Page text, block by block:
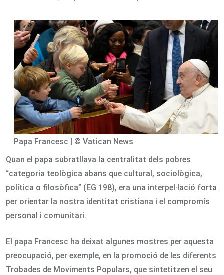
Papa Francesc | © Vatican News
Quan el papa subratllava la centralitat dels pobres
“categoria teològica abans que cultural, sociològica,
política o filosòfica” (EG 198), era una interpel·lació forta
per orientar la nostra identitat cristiana i el compromís
personal i comunitari.
El papa Francesc ha deixat algunes mostres per aquesta
preocupació, per exemple, en la promoció de les diferents
Trobades de Moviments Populars, que sintetitzen el seu